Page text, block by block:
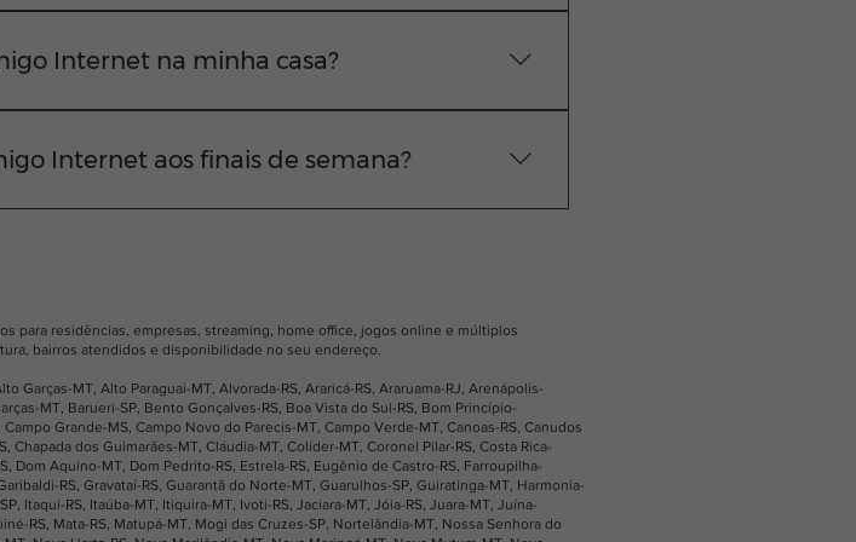
equipe diretamente pelo WhatsApp.
Internet na minha casa?
em até 2 dias úteis.
Internet aos finais de semana?
para residências, empresas, streaming, home office, jogos online e múltiplos
bairros atendidos e disponibilidade no seu endereço.
Garças-MT, Alto Paraguai-MT, Alvorada-RS, Araricá-RS, Araruama-RJ, Arenápolis-
MT, Barueri-SP, Bento Gonçalves-RS, Boa Vista do Sul-RS, Bom Princípio-
Campo Grande-MS, Campo Novo do Parecis-MT, Campo Verde-MT, Canoas-RS, Canudos
, Chapada dos Guimarães-MT, Cláudia-MT, Colíder-MT, Coronel Pilar-RS, Costa Rica-
, Dom Aquino-MT, Dom Pedrito-RS, Estrela-RS, Eugênio de Castro-RS, Farroupilha-
RS, Gravataí-RS, Guarantã do Norte-MT, Guarulhos-SP, Guiratinga-MT, Harmonia-
, Itaqui-RS, Itaúba-MT, Itiquira-MT, Ivoti-RS, Jaciara-MT, Jóia-RS, Juara-MT, Juína-
RS, Mata-RS, Matupá-MT, Mogi das Cruzes-SP, Nortelândia-MT, Nossa Senhora do